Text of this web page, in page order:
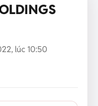
lúc 10:50